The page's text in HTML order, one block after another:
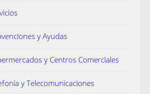
y Ayudas
y Centros Comerciales
y Telecomunicaciones